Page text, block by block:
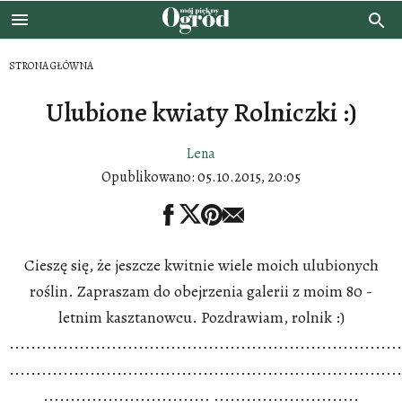
STRONA GŁÓWNA
Ulubione kwiaty Rolniczki :)
Lena
Opublikowano:05.10.2015, 20:05
Cieszę się, że jeszcze kwitnie wiele moich ulubionych
roślin. Zapraszam do obejrzenia galerii z moim 80 -
letnim kasztanowcu. Pozdrawiam, rolnik :)
............................... ...........................